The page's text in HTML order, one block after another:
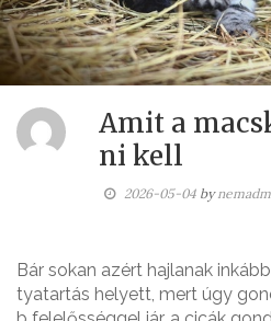
Amit a
ni kell
2026-05-04by
Bár sokan azért hajlanak
tyatartás helyett, mert úgy